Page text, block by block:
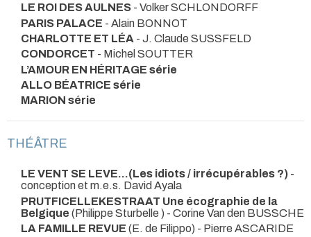
LE ROI DES AULNES - Volker SCHLONDORFF
PARIS PALACE - Alain BONNOT
CHARLOTTE ET LÉA - J. Claude SUSSFELD
CONDORCET - Michel SOUTTER
L’AMOUR EN HÉRITAGE série
ALLO BÉATRICE série
MARION série
THÉÂTRE
LE VENT SE LEVE...(Les idiots / irrécupérables ?) -
conception et m.e.s. David Ayala
PRUTFICELLEKESTRAAT Une écographie de la
Belgique (Philippe Sturbelle ) - Corine Van den BUSSCHE
LA FAMILLE REVUE (E. de Filippo) - Pierre ASCARIDE